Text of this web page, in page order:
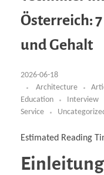
Acoustics & Noise
Learning
Computer Assisted
Robotics
Industrial Software Eng.
Management
Computer Aided
Computer Aided
Digital Film Production
Computer Aided
Rendering Services
Architecture
European Partnerships
EU Market Exploration
Exchange Programs
Buddy Program
How to Become
Cademix Magazine
Virtual Tour
Virtual Tour & Gallery
About
Contact us
Licenses & Legal
Office of the
Impressum
Privacy Policy
Cademix Payment
Member Evaluation
Österreich:
und Gehalt
2026-06-18
Architecture
Education
Interview
Service
Estimated Reading
Einleitung